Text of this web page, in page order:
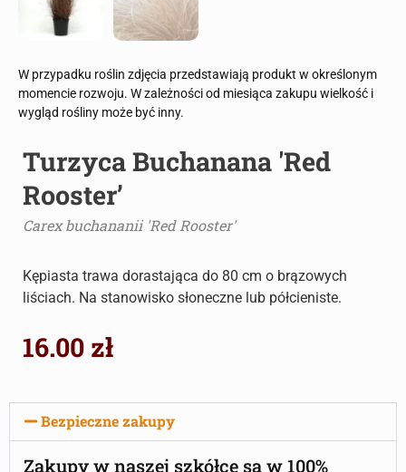
W przypadku roślin zdjęcia przedstawiają produkt w określonym
momencie rozwoju. W zależności od miesiąca zakupu wielkość i
wygląd rośliny może być inny.
Turzyca Buchanana 'Red
Rooster’
Carex buchananii 'Red Rooster'
Kępiasta trawa dorastająca do 80 cm o brązowych
liściach. Na stanowisko słoneczne lub półcieniste.
16.00 zł
Bezpieczne zakupy
Zakupy w naszej szkółce są w 100%